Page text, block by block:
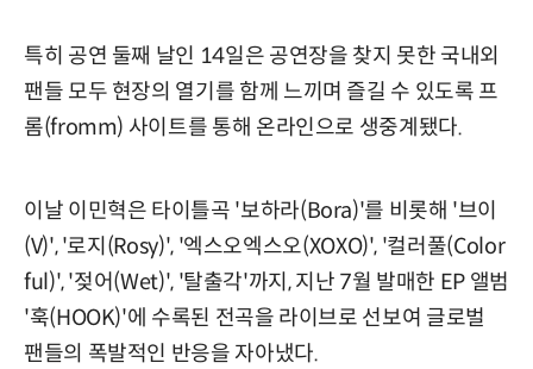
특히 공연 둘째 날인 14일은 공연장을 찾지 못한 국내외
팬들 모두 현장의 열기를 함께 느끼며 즐길 수 있도록 프
롬(fromm) 사이트를 통해 온라인으로 생중계됐다.
이날 이민혁은 타이틀곡 '보하라(Bora)'를 비롯해 '브이
(V)', '로지(Rosy)', '엑스오엑스오(XOXO)', '컬러풀(Color
ful)', '젖어(Wet)', '탈출각'까지, 지난 7월 발매한 EP 앨범
'훅(HOOK)'에 수록된 전곡을 라이브로 선보여 글로벌
팬들의 폭발적인 반응을 자아냈다.